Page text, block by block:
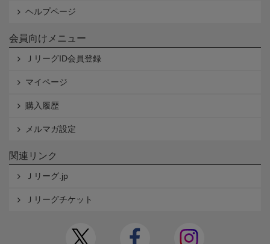
ヘルプページ
会員向けメニュー
ＪリーグID会員登録
マイページ
購入履歴
メルマガ設定
関連リンク
Ｊリーグ.jp
Ｊリーグチケット